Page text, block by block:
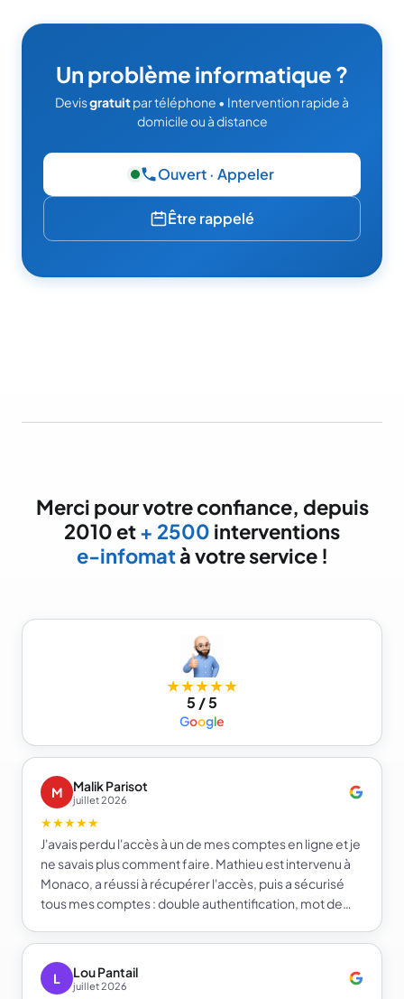
Un problème informatique ?
Devisgratuitpar téléphone • Intervention rapide à
domicile ou à distance
Ouvert · Appeler— 06 49 95 52 86
Être rappelé
Merci pour votre confiance, depuis
2010 et+ 2500 interventions
e-infomatà votre service !
★★★★★
5 / 5
Google
M Malik Parisot
juillet 2026
★★★★★
J'avais perdu l'accès à un de mes comptes en ligne et je
ne savais plus comment faire. Mathieu est intervenu à
Monaco, a réussi à récupérer l'accès, puis a sécurisé
tous mes comptes : double authentification, mot de
beaucoup plus serein sur la sécurité de mes comptes.
Je recommande e-infomat.
L
Lou Pantail
juillet 2026